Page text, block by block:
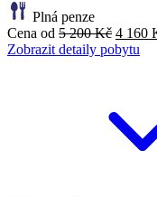
Plná penze
Cena od 5 200 Kč 4 160
Zobrazit detaily pobytu